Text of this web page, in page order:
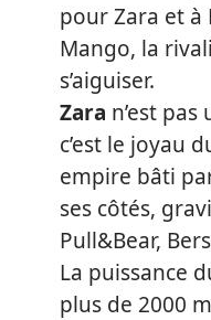
pour Zara et à
Mango, la
s’aiguiser.
Zara n’est
c’est le joyau
empire bâti
ses côtés,
Pull&Bear,
La puissance
plus de 2000